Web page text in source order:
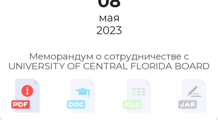
мая
2023
Меморандум о сотрудничестве с
UNIVERSITY OF CENTRAL FLORIDA BOARD